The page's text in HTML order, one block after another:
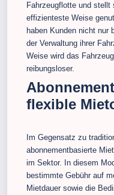
Fahrzeugflotte und
effizienteste Weise
haben Kunden nicht nur
der Verwaltung ihrer
Weise wird das
reibungsloser.
flexible
Im Gegensatz zu
abonnementbasierte
im Sektor. In diesem
bestimmte Gebühr auf
Mietdauer sowie die